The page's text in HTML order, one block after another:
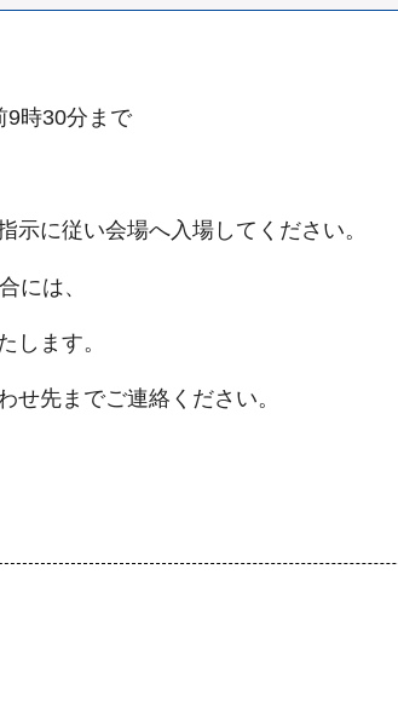
時30分まで
に従い会場へ入場してください。
には、
ます。
せ先までご連絡ください。